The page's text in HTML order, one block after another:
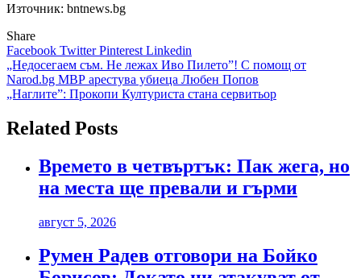
Източник: bntnews.bg
Share
Facebook TwitterPinterest Linkedin
Навигация
„Недосегаем съм. Не лежах Иво Пилето”! С помощ от
Narod.bg МВР арестува убиеца Любен Попов
„Наглите”: Прокопи Културиста стана сервитьор
Related Posts
Времето в четвъртък: Пак жега, но
на места ще превали и гърми
август 5, 2026
Румен Радев отговори на Бойко